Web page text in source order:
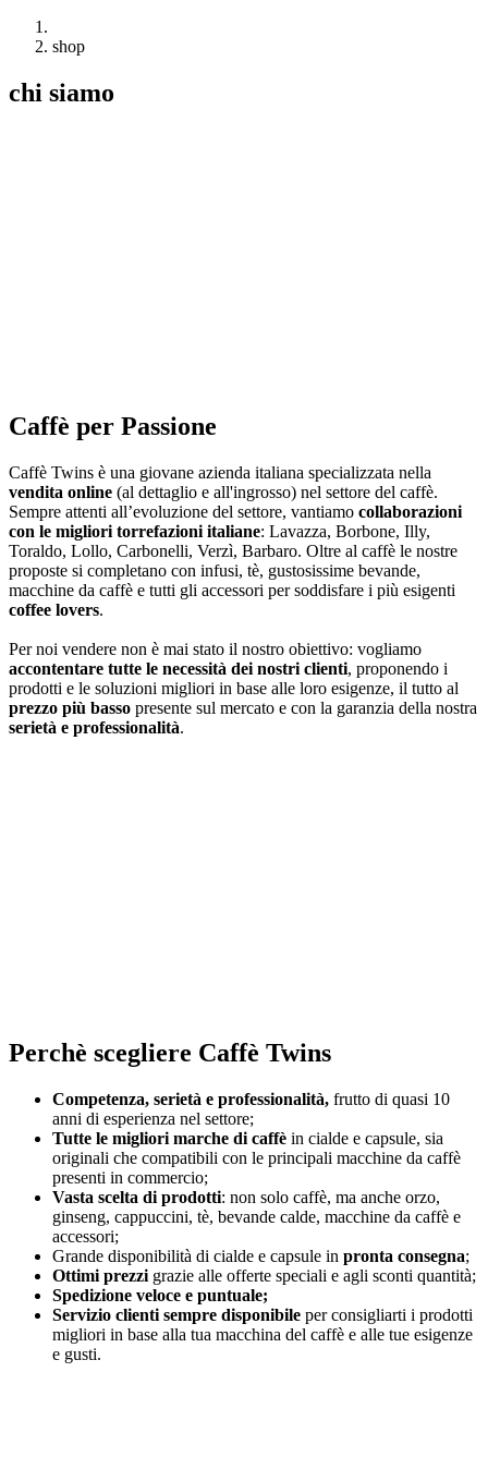
shop
chi siamo
Caffè per Passione
Caffè Twins è una giovane azienda italiana specializzata nella
vendita online (al dettaglio e all'ingrosso) nel settore del caffè.
Sempre attenti all’evoluzione del settore, vantiamo collaborazioni
con le migliori torrefazioni italiane: Lavazza, Borbone, Illy,
Toraldo, Lollo, Carbonelli, Verzì, Barbaro. Oltre al caffè le nostre
proposte si completano con infusi, tè, gustosissime bevande,
macchine da caffè e tutti gli accessori per soddisfare i più esigenti
coffee lovers.
Per noi vendere non è mai stato il nostro obiettivo: vogliamo
accontentare tutte le necessità dei nostri clienti, proponendo i
prodotti e le soluzioni migliori in base alle loro esigenze, il tutto al
prezzo più basso presente sul mercato e con la garanzia della nostra
serietà e professionalità.
Perchè scegliere Caffè Twins
Competenza, serietà e professionalità, frutto di quasi 10
anni di esperienza nel settore;
Tutte le migliori marche di caffè in cialde e capsule, sia
originali che compatibili con le principali macchine da caffè
presenti in commercio;
Vasta scelta di prodotti: non solo caffè, ma anche orzo,
ginseng, cappuccini, tè, bevande calde, macchine da caffè e
accessori;
Grande disponibilità di cialde e capsule in pronta consegna;
Ottimi prezzi grazie alle offerte speciali e agli sconti quantità;
Spedizione veloce e puntuale;
Servizio clienti sempre disponibile per consigliarti i prodotti
migliori in base alla tua macchina del caffè e alle tue esigenze
e gusti.